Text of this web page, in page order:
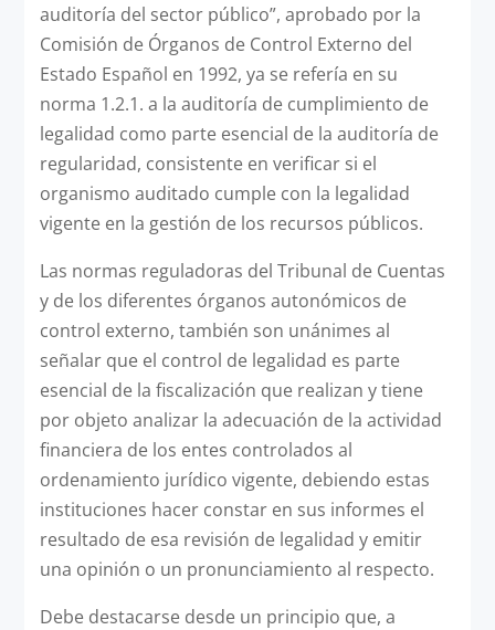
auditoría del sector público”, aprobado por la
Comisión de Órganos de Control Externo del
Estado Español en 1992, ya se refería en su
norma 1.2.1. a la auditoría de cumplimiento de
legalidad como parte esencial de la auditoría de
regularidad, consistente en verificar si el
organismo auditado cumple con la legalidad
vigente en la gestión de los recursos públicos.
Las normas reguladoras del Tribunal de Cuentas
y de los diferentes órganos autonómicos de
control externo, también son unánimes al
señalar que el control de legalidad es parte
esencial de la fiscalización que realizan y tiene
por objeto analizar la adecuación de la actividad
financiera de los entes controlados al
ordenamiento jurídico vigente, debiendo estas
instituciones hacer constar en sus informes el
resultado de esa revisión de legalidad y emitir
una opinión o un pronunciamiento al respecto.
Debe destacarse desde un principio que, a